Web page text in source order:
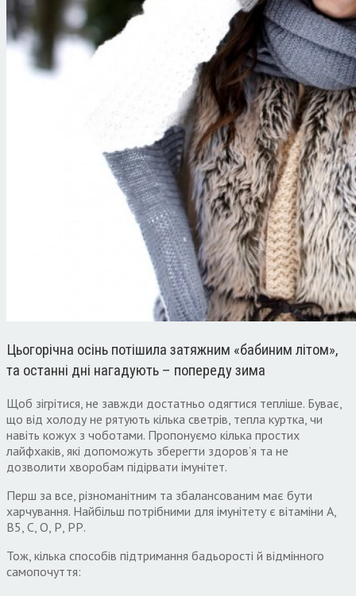
Цьогорічна осінь потішила затяжним «бабиним літом»,
та останні дні нагадують – попереду зима
Щоб зігрітися, не завжди достатньо одягтися тепліше. Буває,
що від холоду не рятують кілька светрів, тепла куртка, чи
навіть кожух з чоботами. Пропонуємо кілька простих
лайфхаків, які допоможуть зберегти здоров’я та не
дозволити хворобам підірвати імунітет.
Перш за все, різноманітним та збалансованим має бути
харчування. Найбільш потрібними для імунітету є вітаміни А,
В5, С, О, Р, РР.
Тож, кілька способів підтримання бадьорості й відмінного
самопочуття: